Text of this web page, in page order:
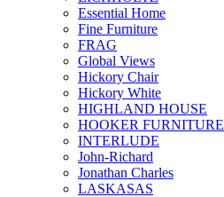
Essential Home
Fine Furniture
FRAG
Global Views
Hickory Chair
Hickory White
HIGHLAND HOUSE
HOOKER FURNITURE
INTERLUDE
John-Richard
Jonathan Charles
LASKASAS